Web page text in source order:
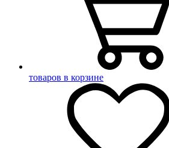
товаров в корзине